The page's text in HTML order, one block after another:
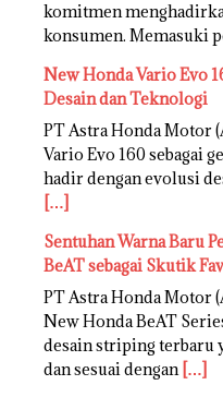
komitmen
konsumen. Memasuki
New Honda Vario Evo
Desain dan Teknologi
PT Astra Honda Motor
Vario Evo 160 sebagai
hadir dengan evolusi
[…]
Sentuhan Warna Baru
BeAT sebagai Skutik
PT Astra Honda Motor
New Honda BeAT
desain striping terbaru
dan sesuai dengan […]